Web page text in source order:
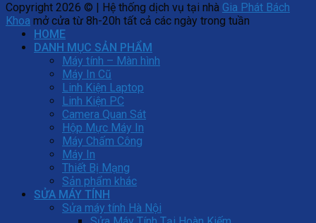
Copyright 2026 © | Hệ thống dịch vụ tại nhà Gia Phát Bách
Khoa mở cửa từ 8h-20h tất cả các ngày trong tuần
HOME
DANH MỤC SẢN PHẨM
Máy tính – Màn hình
Máy In Cũ
Linh Kiện Laptop
Linh Kiện PC
Camera Quan Sát
Hộp Mực Máy In
Máy Chấm Công
Máy In
Thiết Bị Mạng
Sản phẩm khác
SỬA MÁY TÍNH
Sửa máy tính Hà Nội